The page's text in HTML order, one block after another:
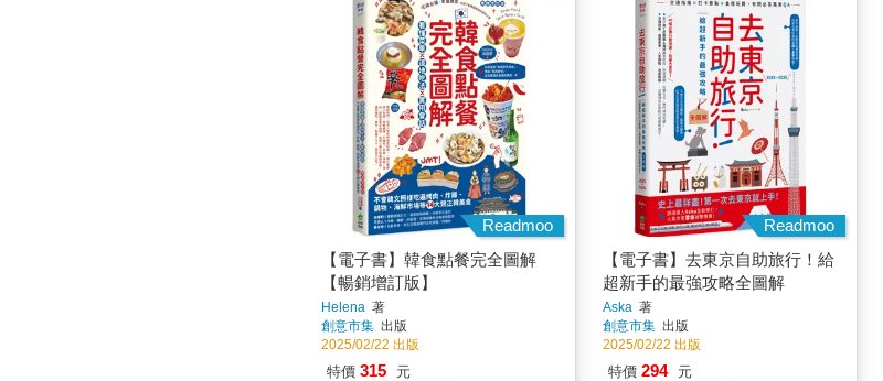
Readmoo
【電子書】韓食點餐完全圖解
【暢銷增訂版】
Helena 著
創意市集 出版
2025/02/22 出版
特價 315 元
Readmoo
【電子書】去東京自助旅行！給
超新手的最強攻略全圖解
Aska著
創意市集 出版
2025/02/22 出版
特價 294 元